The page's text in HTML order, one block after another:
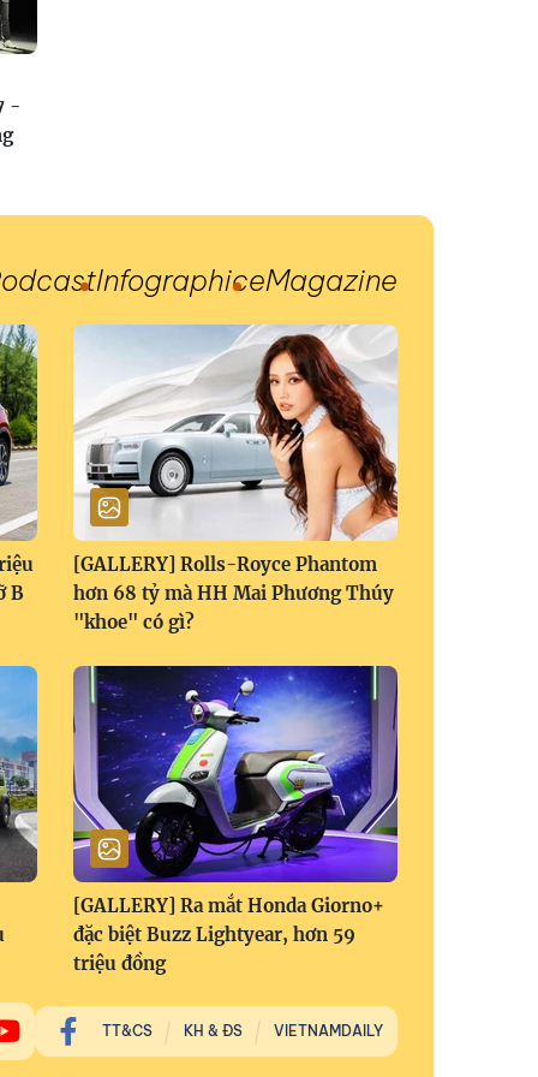
-
InfographiceMagazine
B
[GALLERY] Rolls-Royce Phantom
hơn 68 tỷ mà HH Mai Phương Thúy
"khoe" có gì?
[GALLERY] Ra mắt Honda Giorno+
đặc biệt Buzz Lightyear, hơn 59
triệu đồng
TT&CS KH & ĐS VIETNAMDAILY